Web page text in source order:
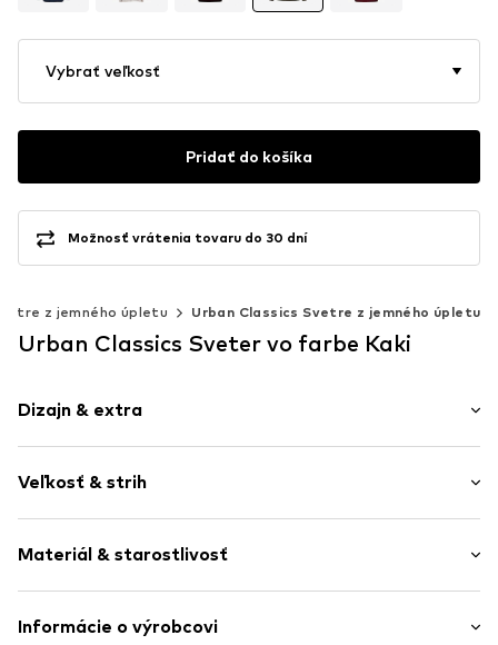
Vybrať veľkosť
Pridať do košíka
Možnosť vrátenia tovaru do 30 dní
z jemného úpletu Urban Classics Svetre z jemného úpletu
Urban Classics Sveter vo farbe Kaki
Dizajn & extra
Okrúhly výstrih
Dierkované
Manžetový / pletený golier
Číslo položky UBT5765003000001
Veľkosť & strih
Dĺžka: Dlhší strih
Strih: Štandardný fit
Veľkostná tabuľka
Materiál & starostlivosť
Materiál: 100% Polyakryl - PC
Informácie o výrobcovi